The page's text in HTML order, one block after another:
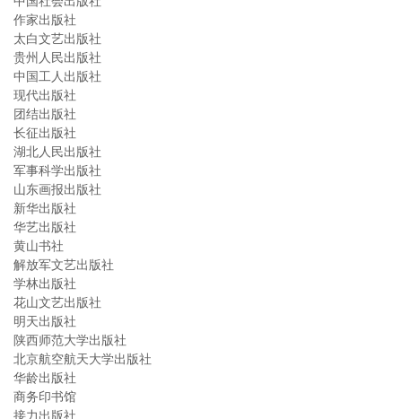
作家出版社
太白文艺出版社
贵州人民出版社
中国工人出版社
现代出版社
团结出版社
长征出版社
湖北人民出版社
军事科学出版社
山东画报出版社
新华出版社
华艺出版社
黄山书社
解放军文艺出版社
学林出版社
花山文艺出版社
明天出版社
陕西师范大学出版社
北京航空航天大学出版社
华龄出版社
商务印书馆
接力出版社